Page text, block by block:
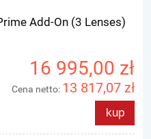
Add-On (3 Lenses)
16 995,00 zł
Cena netto: 13 817,07 zł
kup